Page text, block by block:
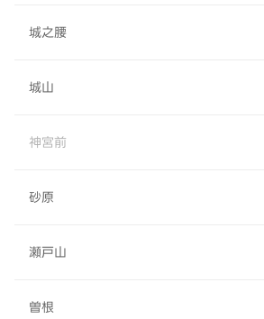
城之腰
城山
神宮前
砂原
瀬戸山
曽根